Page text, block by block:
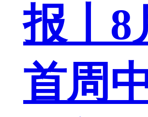
报丨8
首周